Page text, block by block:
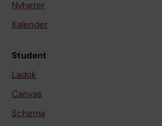
Nyheter
Kalender
Student
Ladok
Canvas
Schema